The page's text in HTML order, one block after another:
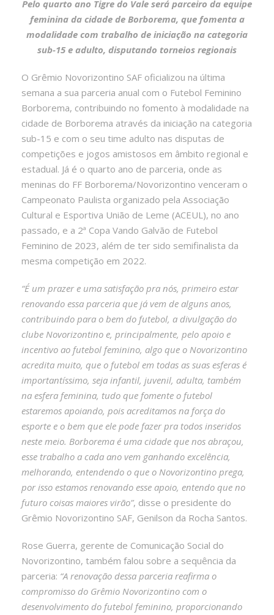
Pelo quarto ano Tigre do Vale será parceiro da equipe
feminina da cidade de Borborema, que fomenta a
modalidade com trabalho de iniciação na categoria
sub-15 e adulto, disputando torneios regionais
O Grêmio Novorizontino SAF oficializou na última
semana a sua parceria anual com o Futebol Feminino
Borborema, contribuindo no fomento à modalidade na
cidade de Borborema através da iniciação na categoria
sub-15 e com o seu time adulto nas disputas de
competições e jogos amistosos em âmbito regional e
estadual. Já é o quarto ano de parceria, onde as
meninas do FF Borborema/Novorizontino venceram o
Campeonato Paulista organizado pela Associação
Cultural e Esportiva União de Leme (ACEUL), no ano
passado, e a 2ª Copa Vando Galvão de Futebol
Feminino de 2023, além de ter sido semifinalista da
mesma competição em 2022.
“É um prazer e uma satisfação pra nós, primeiro estar
renovando essa parceria que já vem de alguns anos,
contribuindo para o bem do futebol, a divulgação do
clube Novorizontino e, principalmente, pelo apoio e
incentivo ao futebol feminino, algo que o Novorizontino
acredita muito, que o futebol em todas as suas esferas é
importantíssimo, seja infantil, juvenil, adulta, também
na esfera feminina, tudo que fomente o futebol
estaremos apoiando, pois acreditamos na força do
esporte e o bem que ele pode fazer pra todos inseridos
neste meio. Borborema é uma cidade que nos abraçou,
esse trabalho a cada ano vem ganhando excelência,
melhorando, entendendo o que o Novorizontino prega,
por isso estamos renovando esse apoio, entendo que no
futuro coisas maiores virão”, disse o presidente do
Grêmio Novorizontino SAF, Genilson da Rocha Santos.
Rose Guerra, gerente de Comunicação Social do
Novorizontino, também falou sobre a sequência da
parceria: “A renovação dessa parceria reafirma o
compromisso do Grêmio Novorizontino com o
desenvolvimento do futebol feminino, proporcionando